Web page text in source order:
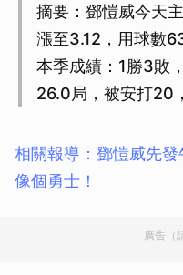
摘要：鄧愷威今天
漲至3.12，用球數
本季成績：1勝3敗
26.0局，被安打20
相關報導：鄧愷威先發
像個勇士！
廣告（